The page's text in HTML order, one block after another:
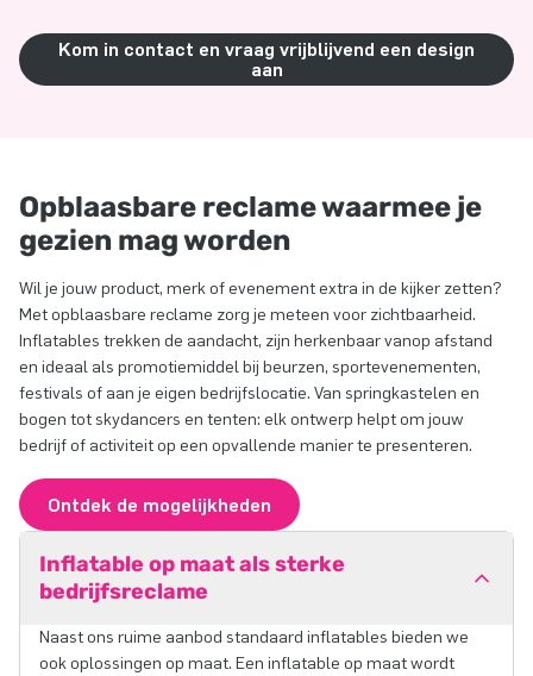
Kom in contact en vraag vrijblijvend een design
aan
Opblaasbare reclame waarmee je
gezien mag worden
Wil je jouw product, merk of evenement extra in de kijker zetten?
Met opblaasbare reclame zorg je meteen voor zichtbaarheid.
Inflatables trekken de aandacht, zijn herkenbaar vanop afstand
en ideaal als promotiemiddel bij beurzen, sportevenementen,
festivals of aan je eigen bedrijfslocatie. Van springkastelen en
bogen tot skydancers en tenten: elk ontwerp helpt om jouw
bedrijf of activiteit op een opvallende manier te presenteren.
Ontdek de mogelijkheden
Inflatable op maat als sterke
bedrijfsreclame
Naast ons ruime aanbod standaard inflatables bieden we
ook oplossingen op maat. Een inflatable op maat wordt